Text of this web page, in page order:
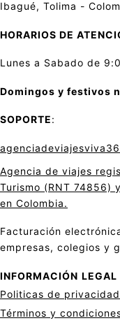
Ibagué, Tolima -
HORARIOS DE
Lunes a Sabado de
Domingos y festivos
SOPORTE:
Agencia de viajes
Turismo (RNT 74856)
en Colombia.
Facturación
empresas, colegios y
INFORMACIÓN LEGAL
Politicas de privacida
Términos y